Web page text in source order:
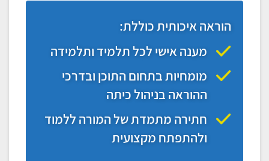
הוראה איכותית כוללת:
מענה אישי לכל תלמיד ותלמידה
מומחיות בתחום התוכן ובדרכי
ההוראה בניהול כיתה
חתירה מתמדת של המורה ללמוד
ולהתפתח מקצועית